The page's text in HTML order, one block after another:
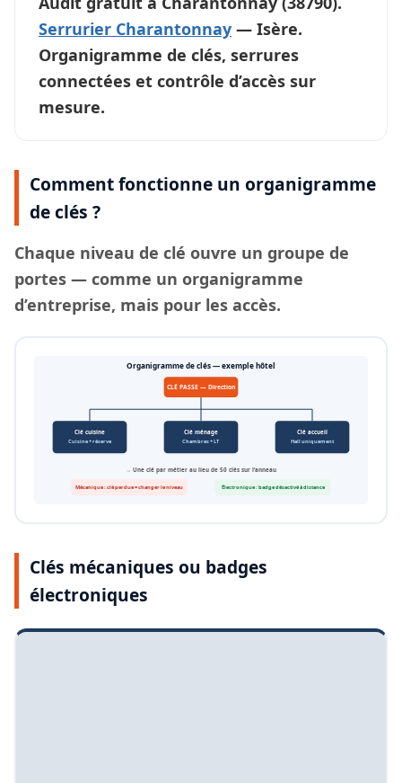
Serrurier Charantonnay — Isère.
Organigramme de clés, serrures
connectées et contrôle d’accès sur
mesure.
Comment fonctionne un organigramme
de clés ?
Chaque niveau de clé ouvre un groupe de
portes — comme un organigramme
d’entreprise, mais pour les accès.
Organigramme de clés — exemple hôtel
CLÉ PASSE — Direction
Clé cuisine
Cuisine + réserve
Clé ménage
Chambres + LT
Clé accueil
Hall uniquement
→ Une clé par métier au lieu de 50 clés sur l’anneau
Mécanique : clé perdue = changer le niveau Électronique : badge désactivé à distance
Clés mécaniques ou badges
électroniques